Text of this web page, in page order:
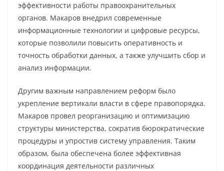
эффективности работы правоохранительных
органов. Макаров внедрил современные
информационные технологии и цифровые ресурсы,
которые позволили повысить оперативность и
точность обработки данных, а также улучшить сбор и
анализ информации.
Другим важным направлением реформ было
укрепление вертикали власти в сфере правопорядка.
Макаров провел реорганизацию и оптимизацию
структуры министерства, сократив бюрократические
процедуры и упростив систему управления. Таким
образом, была обеспечена более эффективная
координация деятельности различных